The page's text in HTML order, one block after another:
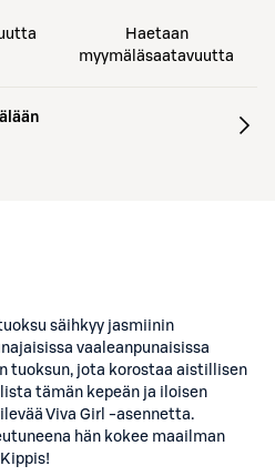
Haetaan
myymäläsaatavuutta
säihkyy jasmiinin
vaaleanpunaisissa
tuoksun, jota korostaa aistillisen
tämän kepeän ja iloisen
Viva Girl -asennetta.
hän kokee maailman